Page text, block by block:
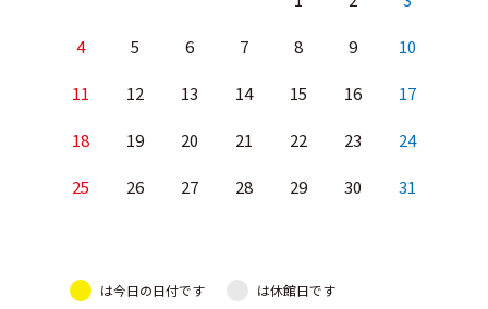
4 5 6 7 8 9 10
11 12 13 14 15 16 17
18 19 20 21 22 23 24
25 26 27 28 29 30 31
は今日の日付です は休館日です